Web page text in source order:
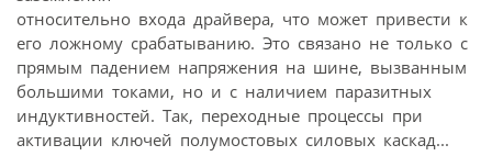
относительно входа драйвера, что может привести к
его ложному срабатыванию. Это связано не только с
прямым падением напряжения на шине, вызванным
большими токами, но и с наличием паразитных
индуктивностей. Так, переходные процессы при
активации ключей полумостовых силовых каскад...